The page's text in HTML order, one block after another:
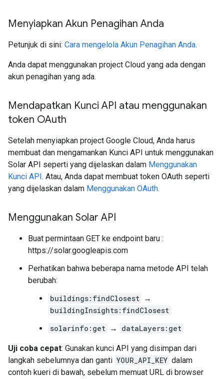
Menyiapkan Akun Penagihan Anda
Petunjuk di sini: Cara mengelola Akun Penagihan Anda.
Anda dapat menggunakan project Cloud yang ada dengan
akun penagihan yang ada.
Mendapatkan Kunci API atau menggunakan
token OAuth
Setelah menyiapkan project Google Cloud, Anda harus
membuat dan mengamankan Kunci API untuk menggunakan
Solar API seperti yang dijelaskan dalam Menggunakan
Kunci API. Atau, Anda dapat membuat token OAuth seperti
yang dijelaskan dalam Menggunakan OAuth.
Menggunakan Solar API
Buat permintaan GET ke endpoint baru :
https://solar.googleapis.com
Perhatikan bahwa beberapa nama metode API telah
berubah:
buildings:findClosest →
buildingInsights:findClosest
solarinfo:get → dataLayers:get
Uji coba cepat: Gunakan kunci API yang disimpan dari
langkah sebelumnya dan ganti YOUR_API_KEY dalam
contoh kueri di bawah, sebelum memuat URL di browser